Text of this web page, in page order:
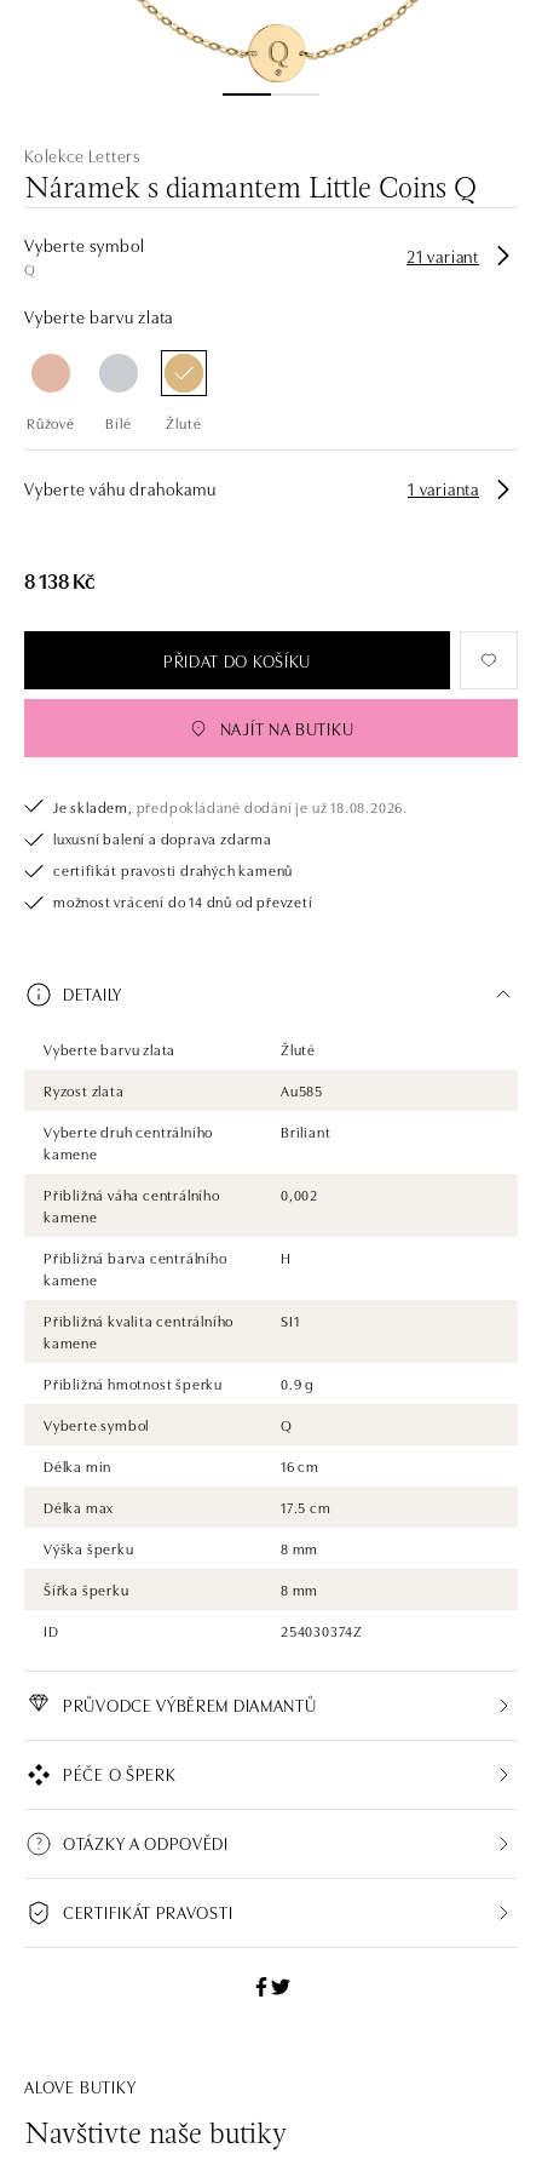
Kolekce Letters
Náramek s diamantem Little Coins Q
Vyberte symbol
Q
21 variant
Vyberte barvu zlata
Růžové Bílé Žluté
Vyberte váhu drahokamu 1 varianta
8 138 Kč
PŘIDAT DO KOŠÍKU
NAJÍT NA BUTIKU
Je skladem, předpokládané dodání je už 18.08.2026.
luxusní balení a doprava zdarma
certifikát pravosti drahých kamenů
možnost vrácení do 14 dnů od převzetí
DETAILY
Vyberte barvu zlata
Žluté
Ryzost zlata
Au585
Vyberte druh centrálního
kamene
Briliant
Přibližná váha centrálního
kamene
0,002
Přibližná barva centrálního
kamene
H
Přibližná kvalita centrálního
kamene
SI1
Přibližná hmotnost šperku
0.9 g
Vyberte symbol
Q
Délka min
16 cm
Délka max
17.5 cm
Výška šperku
8 mm
Šířka šperku
8 mm
ID
254030374Z
PRŮVODCE VÝBĚREM DIAMANTŮ
PÉČE O ŠPERK
OTÁZKY A ODPOVĚDI
CERTIFIKÁT PRAVOSTI
ALOVE BUTIKY
Navštivte naše butiky